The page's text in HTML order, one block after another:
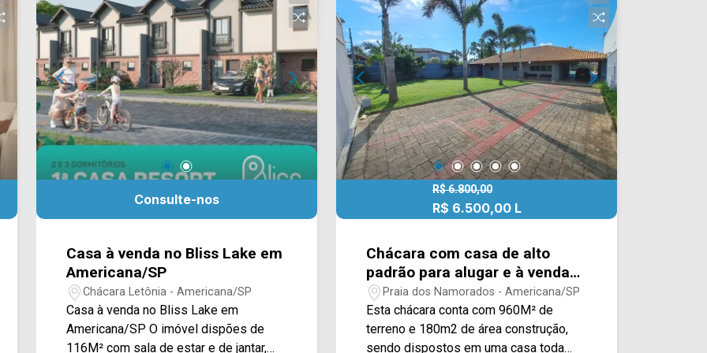
serviço. > 05 vagas de garagem.
Localizado próximo à Rua Florindo
Cibin, Av. Brasil, Av. de Cillo e Rua
Gonçalves Dias. Esta região conta com
hospital Unimed, Clube do Bosque,
churrascaria nativas Grill, academia
Body Fit, escolas e restaurantes. Entre
em contato com a equipe da Arbix
Imóveis e agende a sua visita!!
ARBIX IMÓVEIS - Presente em cada
fácil acesso a Av. Europa e Av.
Bandeirantes. Entre em contato com a
equipe da Arbix Imóveis e agende a
sua visita!! WhatsApp e Telefone: (19)
3475-4546 ARBIX IMÓVEIS - Presente
em cada mudança!
Consulte-nos
Casa à venda no Bliss Lake em
Americana/SP
Chácara Letônia - Americana/SP
Casa à venda no Bliss Lake em
Americana/SP O imóvel dispões de
116M² com sala de estar e de jantar,
R$ 6.800,00
R$ 6.500,00 L
Chácara com casa de alto
padrão para alugar e à venda
na Praia dos Namorados em
Americana/SP.
Praia dos Namorados - Americana/SP
Esta chácara conta com 960M² de
terreno e 180m2 de área construção,
sendo dispostos em uma casa toda